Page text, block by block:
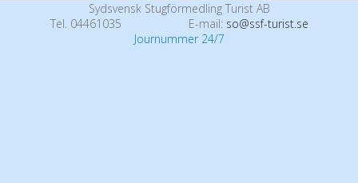
Sydsvensk Stugförmedling Turist AB
Tel. 04461035
E-mail: so@ssf-turist.se
Journummer 24/7